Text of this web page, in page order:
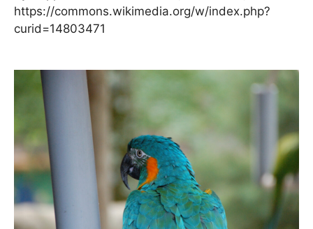
https://commons.wikimedia.org/w/index.php?
curid=14803471